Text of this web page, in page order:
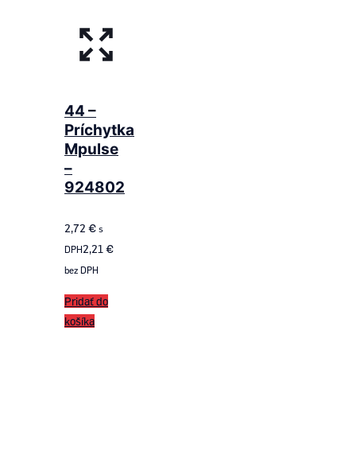
44 –
Príchytka
Mpulse
–
924802
2,72 € s
DPH2,21 €
bez DPH
Pridať do
košíka